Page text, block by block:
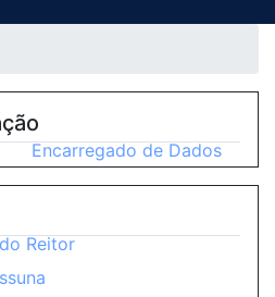
Encarregado de Dados
Reitor